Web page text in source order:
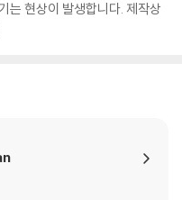
현상이 발생합니다. 제작상